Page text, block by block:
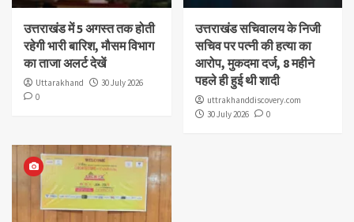
उत्तराखंड में 5 अगस्त तक होती
रहेगी भारी बारिश, मौसम विभाग
का ताजा अलर्ट देखें
Uttarakhand
30 July 2026
0
उत्तराखंड सचिवालय के निजी
सचिव पर पत्नी की हत्या का
आरोप, मुकदमा दर्ज, 8 महीने
पहले ही हुई थी शादी
uttrakhanddiscovery.com
30 July 2026
0